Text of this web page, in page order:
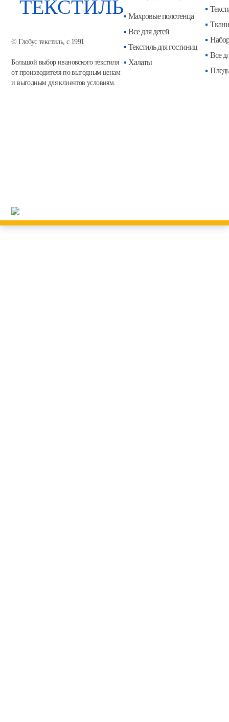
ТЕКСТИЛЬ
© Глобус текстиль, с 1991
Большой выбор ивановского текстиля
от производителя по выгодным ценам
и выгодным для клиентов условиям.
Махровые полотенца
Все для детей
Текстиль для гостиниц
Халаты
Ткани
Все